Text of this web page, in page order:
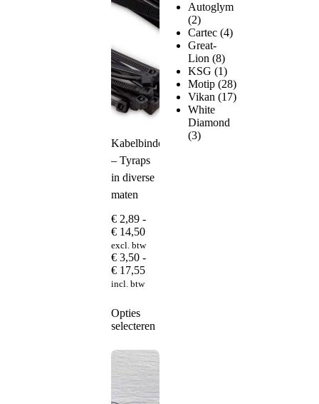
Kabelbinders
– Tyraps
in diverse
maten
€ 2,89 -
€ 14,50Prijsklasse:
€ 2,89
tot
€ 14,50
excl. btw
€ 3,50 -
€ 17,55Prijsklasse:
€ 3,50
incl. btw
Opties
selecteren
Deze
Autoglym
(2)
Cartec (4)
Great-
Lion (8)
KSG (1)
Motip (28)
Vikan (17)
White
Diamond
(3)